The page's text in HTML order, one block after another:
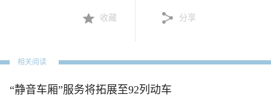
收藏 分享
相关阅读
“静音车厢”服务将拓展至92列动车